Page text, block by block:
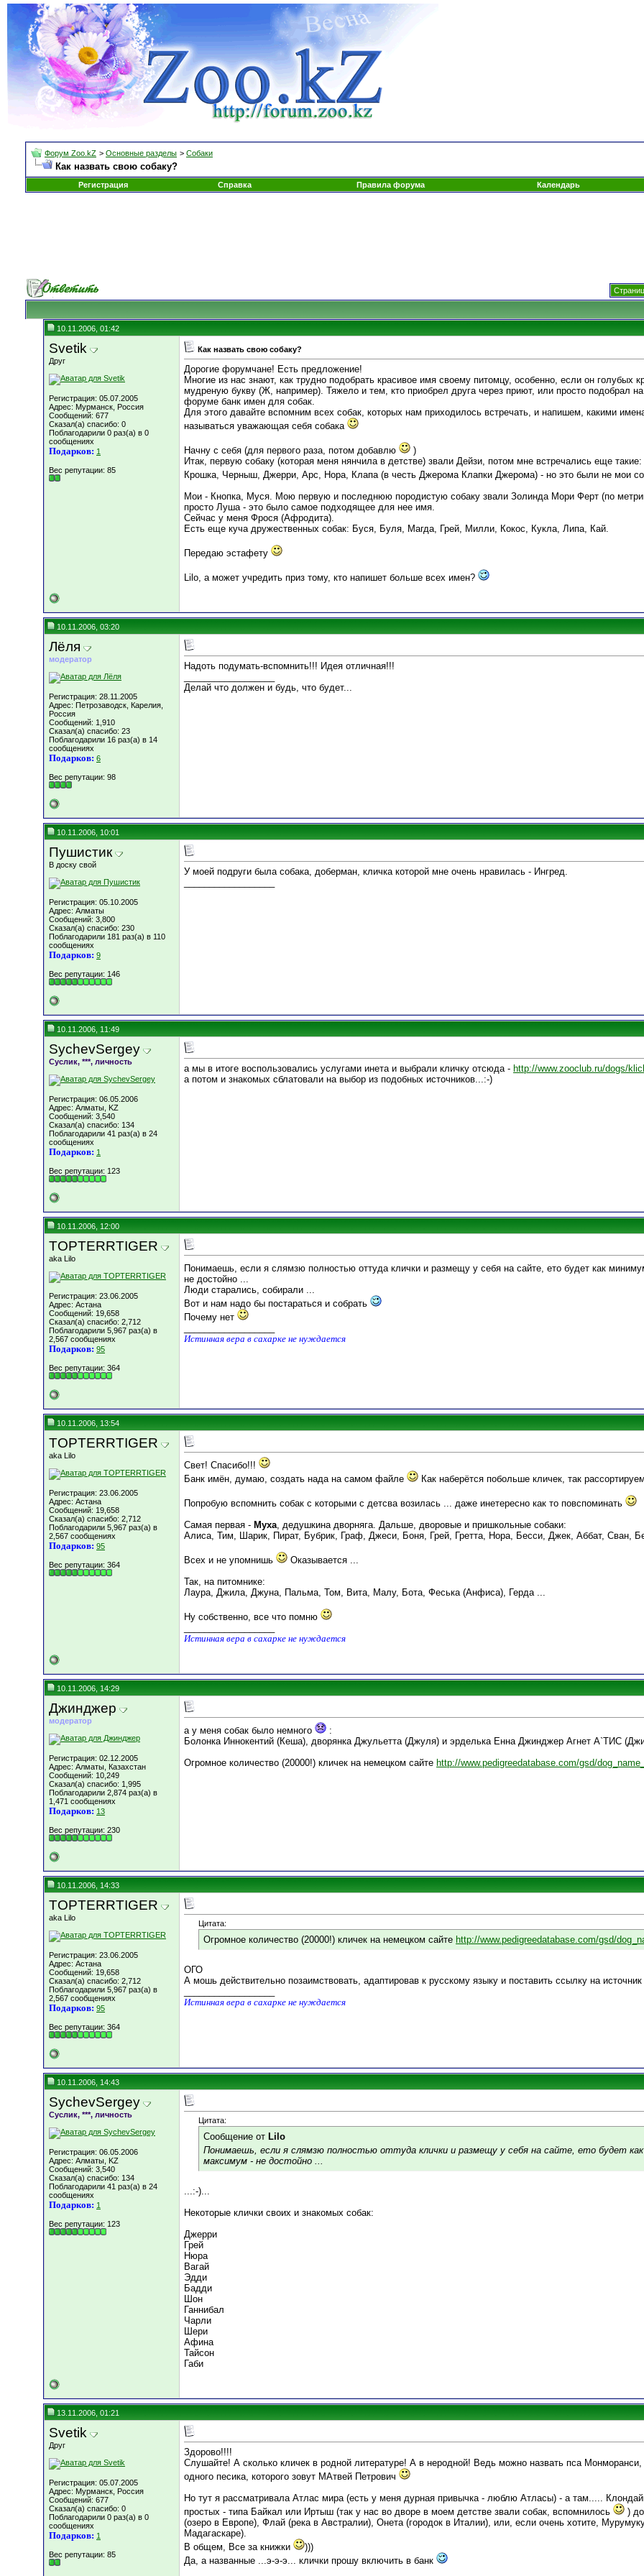
Форум Zoo.kZ > Основные разделы > Собаки
Как назвать свою собаку?
Регистрация Справка Правила форума Календарь
10.11.2006, 01:42
Svetik
Друг
Регистрация: 05.07.2005
Адрес: Мурманск, Россия
Сообщений: 677
Сказал(а) спасибо: 0
Поблагодарили 0 раз(а) в 0
сообщениях
Подарков: 1
Вес репутации: 85
Как назвать свою собаку?
Дорогие форумчане! Есть предложение!
Многие из нас знают, как трудно подобрать красивое имя своему питомцу, особенно, если он голубых
мудреную букву (Ж, например). Тяжело и тем, кто приобрел друга через приют, или просто подобрал
форуме банк имен для собак.
Для этого давайте вспомним всех собак, которых нам приходилось встречать, и напишем, какими
называться уважающая себя собака
Начну с себя (для первого раза, потом добавлю
)
Итак, первую собаку (которая меня нянчила в детстве) звали Дейзи, потом мне встречались еще такие:
Крошка, Черныш, Джерри, Арс, Нора, Клапа (в честь Джерома Клапки Джерома) - но это были не мои
Мои - Кнопка, Муся. Мою первую и последнюю породистую собаку звали Золинда Мори Ферт (по
просто Луша - это было самое подходящее для нее имя.
Сейчас у меня Фрося (Афродита).
Есть еще куча дружественных собак: Буся, Буля, Магда, Грей, Милли, Кокос, Кукла, Липа, Кай.
Передаю эстафету
Lilo, а может учредить приз тому, кто напишет больше всех имен?
10.11.2006, 03:20
Лёля
модератор
Регистрация: 28.11.2005
Адрес: Петрозаводск, Карелия,
Россия
Сообщений: 1,910
Сказал(а) спасибо: 23
Поблагодарили 16 раз(а) в 14
сообщениях
Подарков: 6
Вес репутации: 98
Надоть подумать-вспомнить!!! Идея отличная!!!
Делай что должен и будь, что будет...
10.11.2006, 10:01
Пушистик
В доску свой
Регистрация: 05.10.2005
Адрес: Алматы
Сообщений: 3,800
Сказал(а) спасибо: 230
Поблагодарили 181 раз(а) в 110
сообщениях
Подарков: 9
Вес репутации: 146
У моей подруги была собака, доберман, кличка которой мне очень нравилась - Ингред.
10.11.2006, 11:49
SychevSergey
Суслик, ***, личность
Регистрация: 06.05.2006
Адрес: Алматы, KZ
Сообщений: 3,540
Сказал(а) спасибо: 134
Поблагодарили 41 раз(а) в 24
сообщениях
Подарков: 1
Вес репутации: 123
а мы в итоге воспользовались услугами инета и выбрали кличку отсюда - http://www.zooclub.ru/dogs/
а потом и знакомых сблатовали на выбор из подобных источников...:-)
10.11.2006, 12:00
TOPTERRTIGER
aka Lilo
Регистрация: 23.06.2005
Адрес: Астана
Сообщений: 19,658
Сказал(а) спасибо: 2,712
Поблагодарили 5,967 раз(а) в
2,567 сообщениях
Подарков: 95
Вес репутации: 364
Понимаешь, если я слямзю полностью оттуда клички и размещу у себя на сайте, ето будет как
не достойно ...
Люди старались, собирали ...
Вот и нам надо бы постараться и собрать
Почему нет
Истинная вера в сахарке не нуждается
10.11.2006, 13:54
TOPTERRTIGER
aka Lilo
Регистрация: 23.06.2005
Адрес: Астана
Сообщений: 19,658
Сказал(а) спасибо: 2,712
Поблагодарили 5,967 раз(а) в
2,567 сообщениях
Подарков: 95
Вес репутации: 364
Свет! Спасибо!!!
Банк имён, думаю, создать нада на самом файле
Как наберётся побольше кличек, так
Попробую вспомнить собак с которыми с детсва возилась ... даже инетересно как то повспоминать
Самая первая - Муха, дедушкина дворняга. Дальше, дворовые и пришкольные собаки:
Алиса, Тим, Шарик, Пират, Бубрик, Граф, Джеси, Боня, Грей, Гретта, Нора, Бесси, Джек, Аббат, Сван,
Всех и не упомнишь
Оказывается ...
Так, на питомнике:
Лаура, Джила, Джуна, Пальма, Том, Вита, Малу, Бота, Феська (Анфиса), Герда ...
Ну собственно, все что помню
Истинная вера в сахарке не нуждается
10.11.2006, 14:29
Джинджер
модератор
Регистрация: 02.12.2005
Адрес: Алматы, Казахстан
Сообщений: 10,249
Сказал(а) спасибо: 1,995
Поблагодарили 2,874 раз(а) в
1,471 сообщениях
Подарков: 13
Вес репутации: 230
а у меня собак было немного
:
Болонка Иннокентий (Кеша), дворянка Джульетта (Джуля) и эрделька Енна Джинджер Агнет А`ТИС
Огромное количество (20000!) кличек на немецком сайте http://www.pedigreedatabase.com/gsd/
10.11.2006, 14:33
TOPTERRTIGER
aka Lilo
Регистрация: 23.06.2005
Адрес: Астана
Сообщений: 19,658
Сказал(а) спасибо: 2,712
Поблагодарили 5,967 раз(а) в
2,567 сообщениях
Подарков: 95
Вес репутации: 364
Цитата:
Огромное количество (20000!) кличек на немецком сайте http://www.pedigreedatabase.com/gsd/
ОГО
А мошь действительно позаимствовать, адаптировав к русскому языку и поставить ссылку на
Истинная вера в сахарке не нуждается
10.11.2006, 14:43
SychevSergey
Суслик, ***, личность
Регистрация: 06.05.2006
Адрес: Алматы, KZ
Сообщений: 3,540
Сказал(а) спасибо: 134
Поблагодарили 41 раз(а) в 24
сообщениях
Подарков: 1
Вес репутации: 123
Цитата:
Сообщение от Lilo
Понимаешь, если я слямзю полностью оттуда клички и размещу у себя на сайте, ето будет
максимум - не достойно ...
...:-)...
Некоторые клички своих и знакомых собак:
Джерри
Грей
Нюра
Вагай
Эдди
Бадди
Шон
Ганнибал
Чарли
Шери
Афина
Тайсон
Габи
13.11.2006, 01:21
Svetik
Друг
Регистрация: 05.07.2005
Адрес: Мурманск, Россия
Сообщений: 677
Сказал(а) спасибо: 0
Поблагодарили 0 раз(а) в 0
сообщениях
Подарков: 1
Вес репутации: 85
Здорово!!!!
Слушайте! А сколько кличек в родной литературе! А в неродной! Ведь можно назвать пса
одного песика, которого зовут МАтвей Петрович
Но тут я рассматривала Атлас мира (есть у меня дурная привычка - люблю Атласы) - а там.....
простых - типа Байкал или Иртыш (так у нас во дворе в моем детстве звали собак, вспомнилось
)
(озеро в Европе), Флай (река в Австралии), Онета (городок в Италии), или, если очень хотите,
Мадагаскаре).
В общем, Все за книжки
)))
Да, а названные ...э-э-э... клички прошу включить в банк